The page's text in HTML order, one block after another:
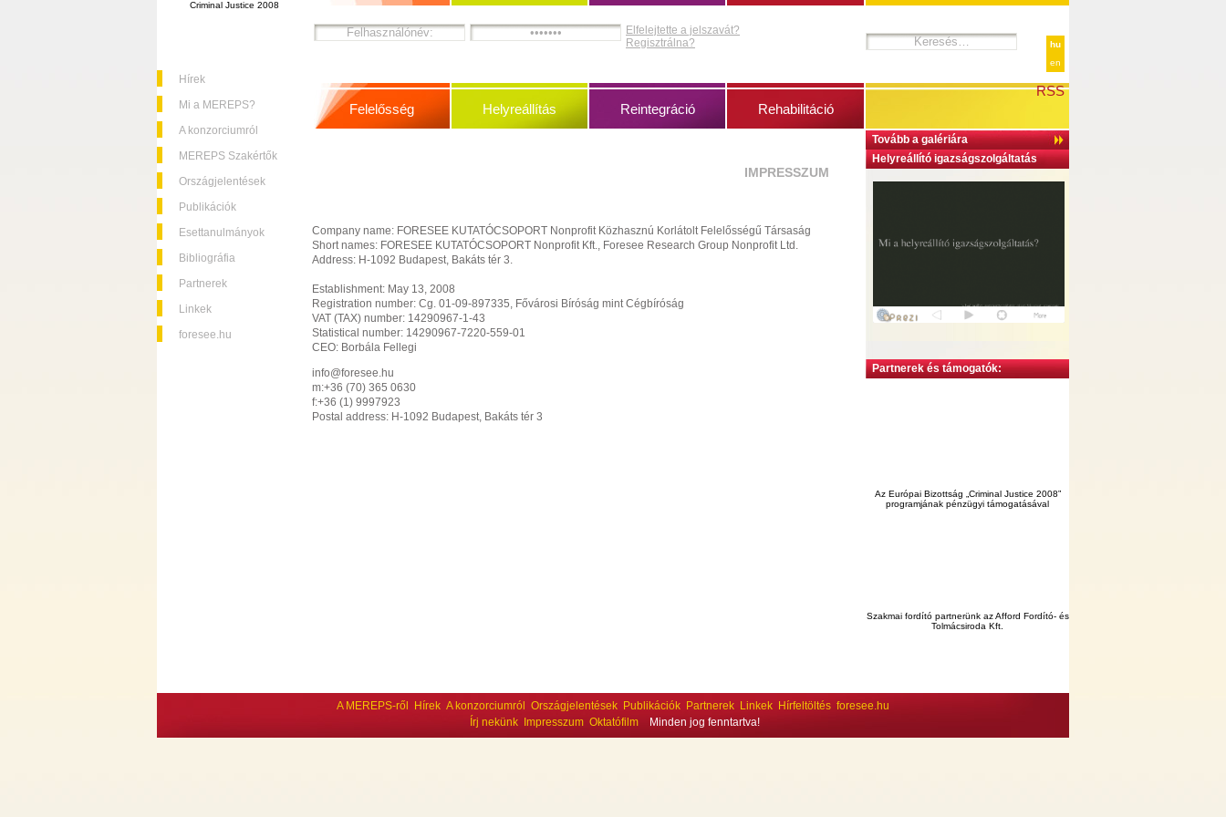
Criminal Justice 2008
Hírek
Mi a MEREPS?
A konzorciumról
MEREPS Szakértők
Országjelentések
Publikációk
Esettanulmányok
Bibliográfia
Partnerek
Linkek
foresee.hu
hu
en
RSS
Tovább a galériára
Helyreállító igazságszolgáltatás
Partnerek és támogatók:
Az Európai Bizottság „Criminal Justice 2008”
programjának pénzügyi támogatásával
Szakmai fordító partnerünk az Afford Fordító- és
Tolmácsiroda Kft.
Elfelejtette a jelszavát?
Regisztrálna?
Felelősség Helyreállítás Reintegráció Rehabilitáció
IMPRESSZUM
Company name: FORESEE KUTATÓCSOPORT Nonprofit Közhasznú Korlátolt Felelősségű Társaság
Short names: FORESEE KUTATÓCSOPORT Nonprofit Kft., Foresee Research Group Nonprofit Ltd.
Address: H-1092 Budapest, Bakáts tér 3.
Establishment: May 13, 2008
Registration number: Cg. 01-09-897335, Fővárosi Bíróság mint Cégbíróság
VAT (TAX) number: 14290967-1-43
Statistical number: 14290967-7220-559-01
CEO: Borbála Fellegi
info@foresee.hu
m:+36 (70) 365 0630
f:+36 (1) 9997923
Postal address: H-1092 Budapest, Bakáts tér 3
A MEREPS-ről Hírek A konzorciumról Országjelentések Publikációk Partnerek Linkek Hírfeltöltés foresee.hu
Írj nekünk
Impresszum Oktatófilm Minden jog fenntartva!